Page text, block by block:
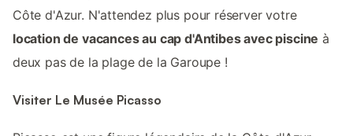
Côte d'Azur. N'attendez plus pour réserver votre
location de vacances au cap d'Antibes avec piscine à
deux pas de la plage de la Garoupe !
Visiter Le Musée Picasso